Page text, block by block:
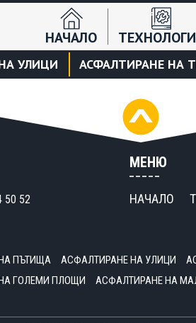
НАЧАЛО
УЛИЦИ АСФАЛТИРАНЕ НА
50 52
МЕНЮ
НАЧАЛО
ПЪТИЩА АСФАЛТИРАНЕ НА УЛИЦИ
ГОЛЕМИ ПЛОЩИ
АСФАЛТИРАНЕ НА